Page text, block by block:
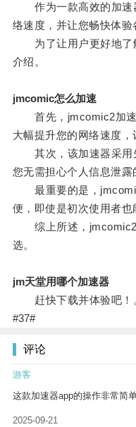
作为一款高效的加速
络速度，并让您畅快体验
为了让用户更好地了
介绍。
jmcomic怎么加速
首先，jmcomic2加速
大幅提升您的网络速度，
其次，该加速器采用
您无需担心个人信息泄露
最重要的是，
便，即使是初次使用者也
综上所述，jmcomic2
选。
jm天堂用哪个加速器
赶快下载并体验吧！
#37#
评论
游客
这款加速器app的操作非常简
2025-09-21